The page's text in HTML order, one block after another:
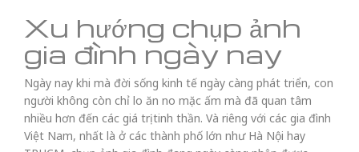
Xu hướng chụp ảnh
gia đình ngày nay
Ngày nay khi mà đời sống kinh tế ngày càng phát triển, con
người không còn chỉ lo ăn no mặc ấm mà đã quan tâm
nhiều hơn đến các giá trị tinh thần. Và riêng với các gia đình
Việt Nam, nhất là ở các thành phố lớn như Hà Nội hay